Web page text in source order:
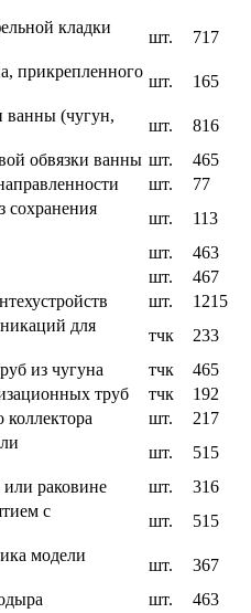
кладки
шт.
717
прикрепленного
шт.
165
ванны (чугун,
шт.
816
обвязки ванны шт.
465
шт.
77
сохранения
шт.
113
шт.
463
шт.
467
шт.
1215
для
тчк
233
из чугуна
тчк
465
труб
тчк
192
шт.
217
шт.
515
раковине
шт.
316
с
шт.
515
модели
шт.
367
шт.
463